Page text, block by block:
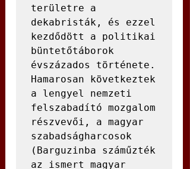
területre a
dekabristák, és ezzel
kezdődött a politikai
büntetőtáborok
évszázados története.
Hamarosan következtek
a lengyel nemzeti
felszabadító mozgalom
részvevői, a magyar
szabadságharcosok
(Barguzinba száműzték
az ismert magyar